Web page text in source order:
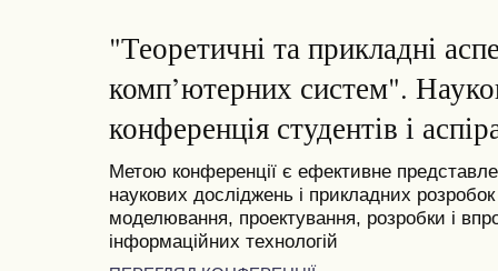
"Теоретичні та прикладні
комп’ютерних систем".
конференція студентів і
Метою конференції є ефективне
наукових досліджень і прикладних розробок
моделювання, проектування, розробки і
інформаційних технологій